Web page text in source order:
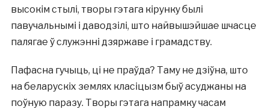
высокім стылі, творы гэтага кірунку былі
павучальнымі і даводзілі, што найвышэйшае шчасце
палягае ў служэнні дзяржаве і грамадству.
Пафасна гучыць, ці не праўда? Таму не дзіўна, што
на беларускіх землях класіцызм быў асуджаны на
поўную паразу. Творы гэтага напрамку часам